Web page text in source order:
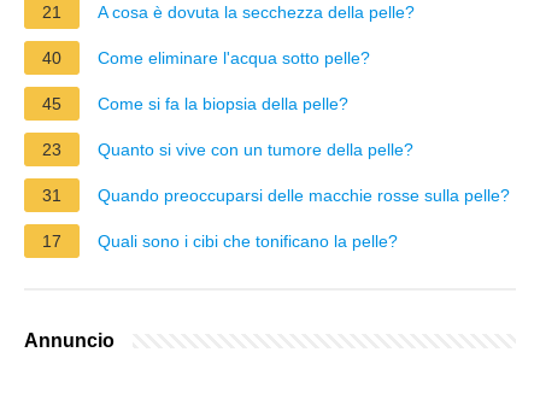
21 A cosa è dovuta la secchezza della pelle?
40 Come eliminare l'acqua sotto pelle?
45 Come si fa la biopsia della pelle?
23 Quanto si vive con un tumore della pelle?
31 Quando preoccuparsi delle macchie rosse sulla pelle?
17 Quali sono i cibi che tonificano la pelle?
Annuncio